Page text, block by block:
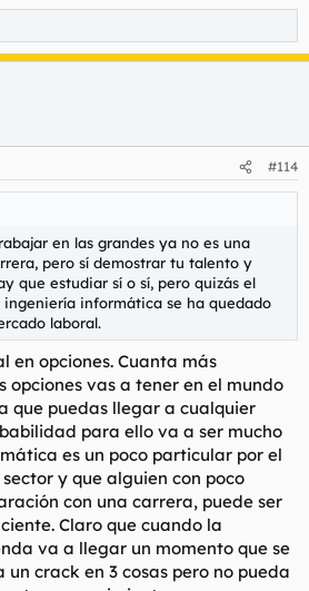
bastante y eso que eran marías.
me quedaré con la pública porque, a
básico en cualquier sociedad
ser una herramienta de ascensor
y trabajas subes y si no bajas. A parte
a la gente no para trabajar en el
de trabajar de éstas, crear
el sistema. Amén de
tan importante y falta como agua de
#114
en las grandes ya no es una
pero sí demostrar tu talento y
que estudiar sí o sí, pero quizás el
ingeniería informática se ha quedado
laboral.
en opciones. Cuanta más
opciones vas a tener en el mundo
que puedas llegar a cualquier
para ello va a ser mucho
es un poco particular por el
y que alguien con poco
con una carrera, puede ser
Claro que cuando la
va a llegar un momento que se
un crack en 3 cosas pero no pueda